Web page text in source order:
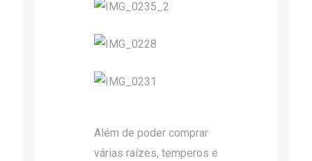
Além de poder comprar
várias raízes, temperos e